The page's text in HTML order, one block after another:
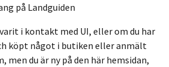
på Landguiden
i kontakt med UI, eller om du har
köpt något i butiken eller anmält
du är ny på den här hemsidan,